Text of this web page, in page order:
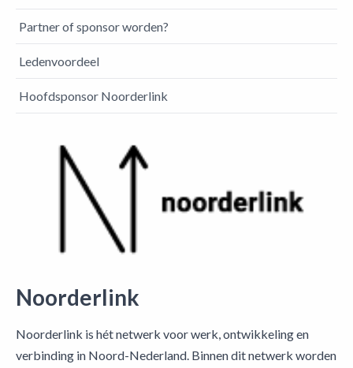
Partner of sponsor worden?
Ledenvoordeel
Hoofdsponsor Noorderlink
Noorderlink
Noorderlink is hét netwerk voor werk, ontwikkeling en
verbinding in Noord-Nederland. Binnen dit netwerk worden